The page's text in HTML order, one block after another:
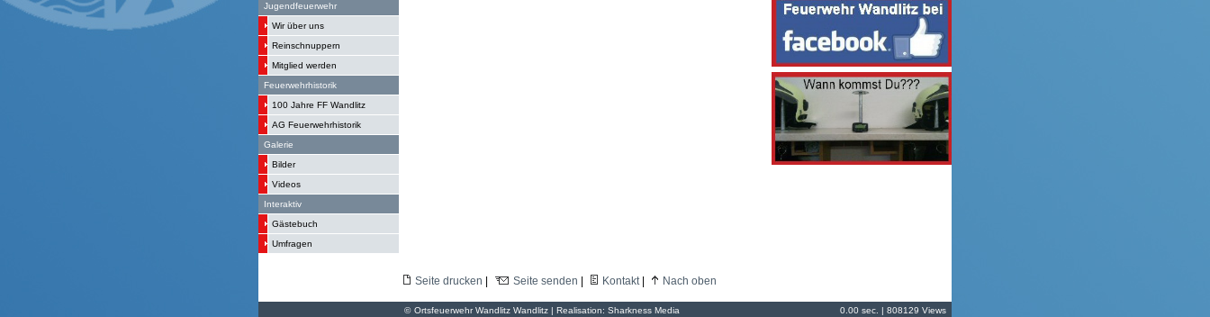
Jugendfeuerwehr
Wir über uns
Reinschnuppern
Mitglied werden
Feuerwehrhistorik
100 Jahre FF Wandlitz
AG Feuerwehrhistorik
Galerie
Bilder
Videos
Interaktiv
Gästebuch
Umfragen
Seite drucken Seite senden Kontakt| Nach oben
© Ortsfeuerwehr Wandlitz Wandlitz | Realisation: Sharkness Media 0.00 sec. | 808129 Views